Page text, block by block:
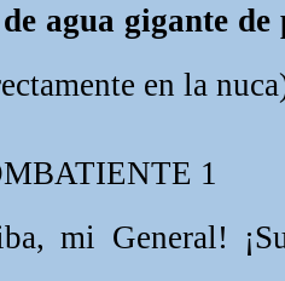
agua gigante de
en la
1
mi General!